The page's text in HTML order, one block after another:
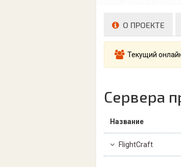
О ПРОЕКТЕ
Текущий
Сервера
Название
FlightCraft